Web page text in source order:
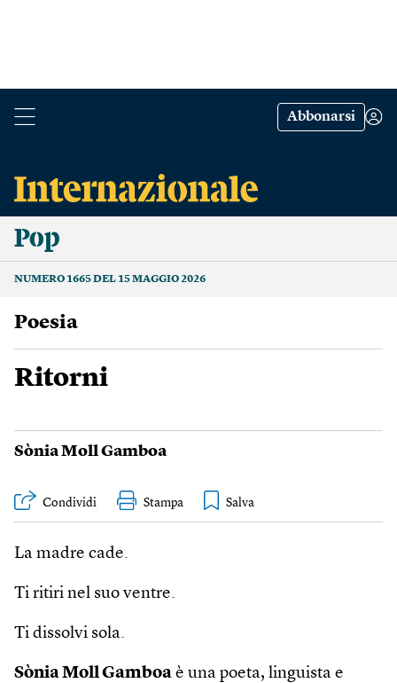
Abbonarsi
Pop
NUMERO 1665 DEL 15 MAGGIO 2026
poesia
Ritorni
Sònia Moll Gamboa
Condividi Stampa
La madre cade.
Ti ritiri nel suo ventre.
Ti dissolvi sola.
Sònia Moll Gamboa è una poeta, linguista e